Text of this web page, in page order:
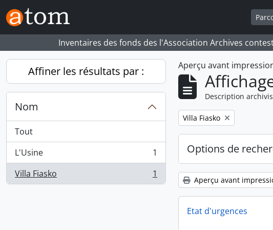
Skip to main content
Inventaires des fonds des l'Association Archives
Affiner les résultats par :
Nom
Tout
L'Usine
, 1 résultats
1
Villa Fiasko
, 1 résultats 1
Aperçu avant
Description
Remove filter:
Villa Fiasko
Options de
Aperçu avant
Etat d'urgences